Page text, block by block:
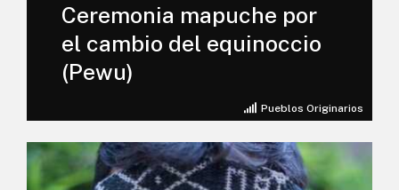
Pueblos Originarios
Ceremonia mapuche por
el cambio del equinoccio
(Pewu)